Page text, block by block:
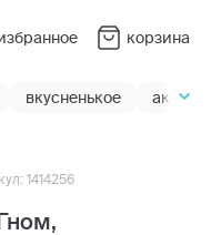
корзина
вкусненькое акции
1414256